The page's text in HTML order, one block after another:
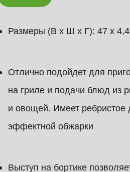
Размеры (В х Ш х Г): 47 х
Отлично подойдет для
на гриле и подачи блюд из
и овощей. Имеет ребристое
эффектной обжарки
Выступ на бортике